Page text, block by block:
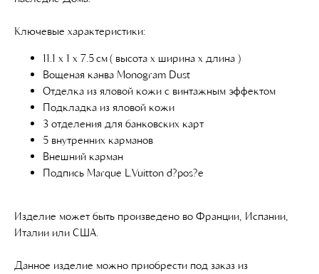
Ключевые характеристики:
11.1 x 1 x 7.5 см ( высота x ширина x длина )
Вощеная канва Monogram Dust
Отделка из яловой кожи с винтажным эффектом
Подкладка из яловой кожи
3 отделения для банковских карт
5 внутренних карманов
Внешний карман
Подпись Marque L.Vuitton d?pos?e
Изделие может быть произведено во Франции, Испании,
Италии или США.
Данное изделие можно приобрести под заказ из